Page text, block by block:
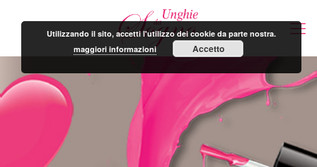
Utilizzando il sito, accetti l'utilizzo dei cookie da parte nostra.
maggiori informazioni
Accetto